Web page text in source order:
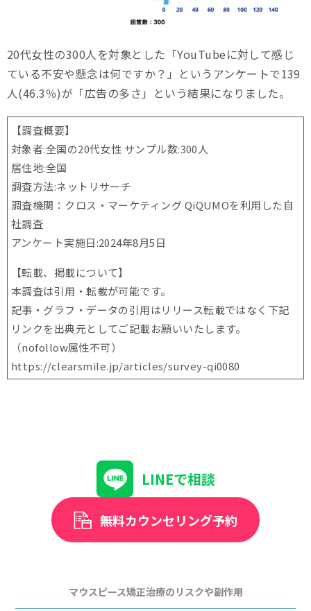
20代女性の300人を対象とした「YouTubeに対して感じ
ている不安や懸念は何ですか？」というアンケートで139
人(46.3％)が「広告の多さ」という結果になりました。
【調査概要】
対象者:全国の20代女性 サンプル数:300人
居住地:全国
調査方法:ネットリサーチ
調査機関：クロス・マーケティング QiQUMOを利用した自
社調査
アンケート実施日:2024年8月5日
【転載、掲載について】
本調査は引用・転載が可能です。
記事・グラフ・データの引用はリリース転載ではなく下記
リンクを出典元としてご記載お願いいたします。
（nofollow属性不可）
https://clearsmile.jp/articles/survey-qi0080
LINEで相談
無料カウンセリング予約
マウスピース矯正治療のリスクや副作用